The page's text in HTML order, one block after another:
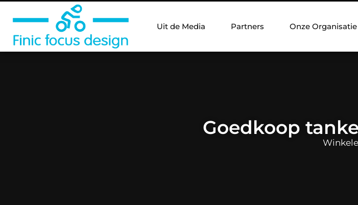
Uit de Media Partners Onze Organisatie
Goedkoop